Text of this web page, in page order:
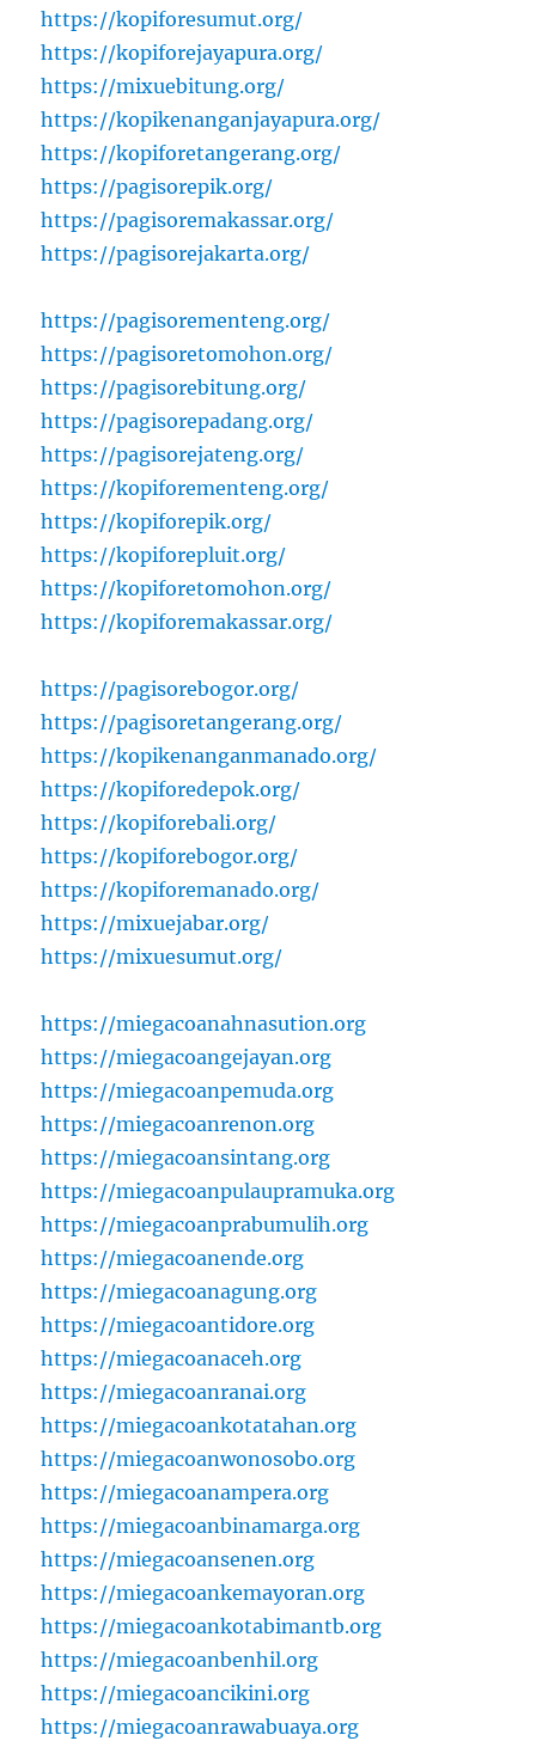
https://kopiforesumut.org/
https://kopiforejayapura.org/
https://mixuebitung.org/
https://kopikenanganjayapura.org/
https://kopiforetangerang.org/
https://pagisorepik.org/
https://pagisoremakassar.org/
https://pagisorejakarta.org/
https://pagisorementeng.org/
https://pagisoretomohon.org/
https://pagisorebitung.org/
https://pagisorepadang.org/
https://pagisorejateng.org/
https://kopiforementeng.org/
https://kopiforepik.org/
https://kopiforepluit.org/
https://kopiforetomohon.org/
https://kopiforemakassar.org/
https://pagisorebogor.org/
https://pagisoretangerang.org/
https://kopikenanganmanado.org/
https://kopiforedepok.org/
https://kopiforebali.org/
https://kopiforebogor.org/
https://kopiforemanado.org/
https://mixuejabar.org/
https://mixuesumut.org/
https://miegacoanahnasution.org
https://miegacoangejayan.org
https://miegacoanpemuda.org
https://miegacoanrenon.org
https://miegacoansintang.org
https://miegacoanpulaupramuka.org
https://miegacoanprabumulih.org
https://miegacoanende.org
https://miegacoanagung.org
https://miegacoantidore.org
https://miegacoanaceh.org
https://miegacoanranai.org
https://miegacoankotatahan.org
https://miegacoanwonosobo.org
https://miegacoanampera.org
https://miegacoanbinamarga.org
https://miegacoansenen.org
https://miegacoankemayoran.org
https://miegacoankotabimantb.org
https://miegacoanbenhil.org
https://miegacoancikini.org
https://miegacoanrawabuaya.org